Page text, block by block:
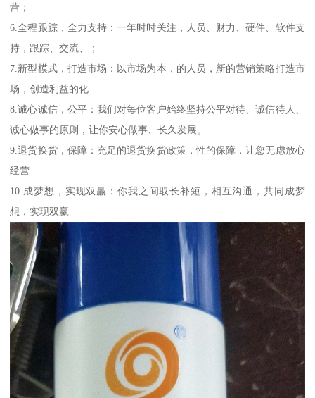
营；
6.全程跟踪，全力支持：一年时时关注，人员、财力、硬件、软件支
持，跟踪、交流、；
7.新型模式，打造市场：以市场为本，的人员，新的营销策略打造市
场，创造利益的化
8.诚心诚信，公平：我们对每位客户始终坚持公平对待、诚信待人、
诚心做事的原则，让你安心做事、长久发展。
9.退货换货，保障：充足的退货换货政策，性的保障，让您无虑放心
经营
10.成梦想，实现双赢：你我之间取长补短，相互沟通，共同成梦
想，实现双赢